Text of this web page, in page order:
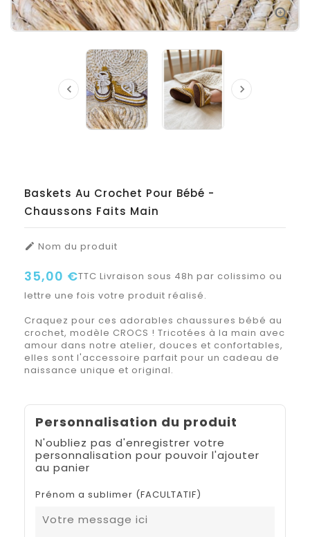

 
Baskets Au Crochet Pour Bébé -
Chaussons Faits Main
 Nom du produit
35,00 €TTC Livraison sous 48h par colissimo ou
lettre une fois votre produit réalisé.
Craquez pour ces adorables chaussures bébé au
crochet, modèle CROCS ! Tricotées à la main avec
amour dans notre atelier, douces et confortables,
elles sont l'accessoire parfait pour un cadeau de
naissance unique et original.
Personnalisation du produit
N'oubliez pas d'enregistrer votre
personnalisation pour pouvoir l'ajouter
au panier
Prénom a sublimer (FACULTATIF)